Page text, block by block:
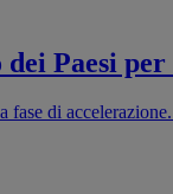
Paesi
fase di